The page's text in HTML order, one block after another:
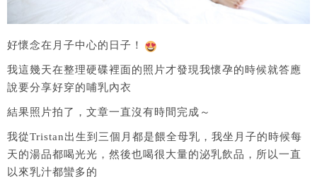
好懷念在月子中心的日子！
我這幾天在整理硬碟裡面的照片才發現我懷孕的時候就答應
說要分享好穿的哺乳內衣
結果照片拍了，文章一直沒有時間完成～
我從Tristan出生到三個月都是餵全母乳，我坐月子的時候每
天的湯品都喝光光，然後也喝很大量的泌乳飲品，所以一直
以來乳汁都蠻多的